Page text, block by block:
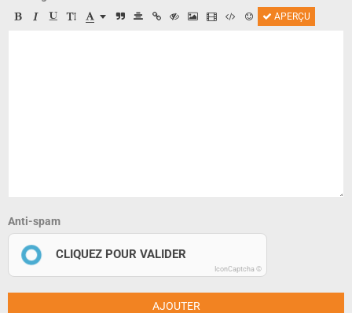
APERÇU
Anti-spam
CLIQUEZ POUR VALIDER
IconCaptcha ©
AJOUTER